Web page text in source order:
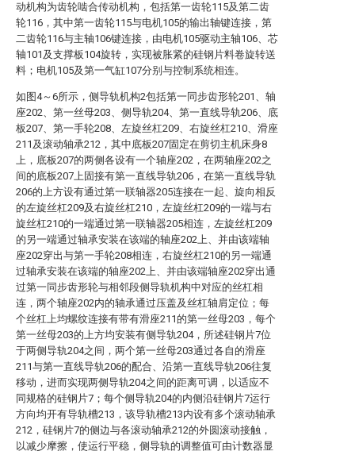
动机构为齿轮啮合传动机构，包括第一齿轮115及第二齿
轮116，其中第一齿轮115与电机105的输出轴键连接，第
二齿轮116与主轴106键连接，由电机105驱动主轴106、芯
轴101及支撑板104旋转，实现被胀紧的硅钢片料卷旋转送
料；电机105及第一气缸107分别与控制系统相连。
如图4～6所示，侧导轨机构2包括第一同步齿形轮201、轴
座202、第一丝母203、侧导轨204、第一直线导轨206、底
板207、第一手轮208、左旋丝杠209、右旋丝杠210、滑座
211及滚动轴承212，其中底板207固定在剪切主机床身8
上，底板207的两侧各设有一个轴座202，在两轴座202之
间的底板207上固接有第一直线导轨206，在第一直线导轨
206的上方设有通过第一联轴器205连接在一起、旋向相反
的左旋丝杠209及右旋丝杠210，左旋丝杠209的一端与右
旋丝杠210的一端通过第一联轴器205相连，左旋丝杠209
的另一端通过轴承安装在该端的轴座202上、并由该端轴
座202穿出与第一手轮208相连，右旋丝杠210的另一端通
过轴承安装在该端的轴座202上、并由该端轴座202穿出通
过第一同步齿形轮与相邻段侧导轨机构中对应的丝杠相
连，两个轴座202内的轴承通过压盖及丝杠轴肩定位；每
个丝杠上均螺纹连接有带有滑座211的第一丝母203，每个
第一丝母203的上方均安装有侧导轨204，所述硅钢片7位
于两侧导轨204之间，两个第一丝母203通过各自的滑座
211与第一直线导轨206的配合、沿第一直线导轨206往复
移动，进而实现两侧导轨204之间的距离可调，以适应不
同规格的硅钢片7；每个侧导轨204的内侧沿硅钢片7运行
方向均开有导轨槽213，该导轨槽213内设有多个滚动轴承
212，硅钢片7的侧边与各滚动轴承212的外圆滚动接触，
以减少摩擦，使运行平稳，侧导轨的调整值可由计数器显